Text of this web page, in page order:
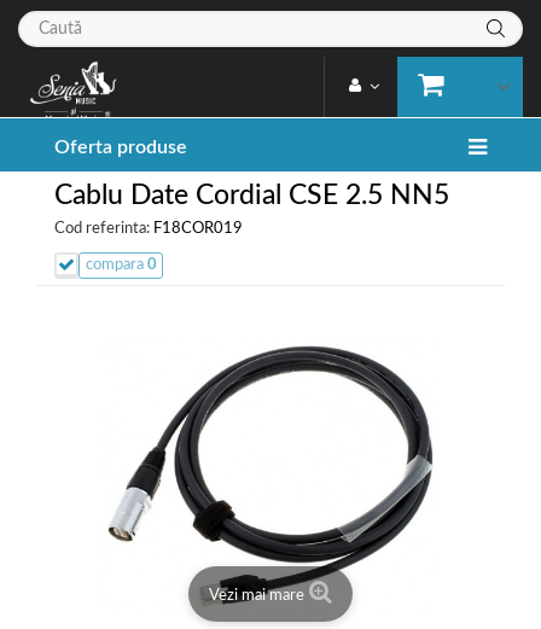
Oferta produse
Cablu Date Cordial CSE 2.5 NN5
Cod referinta: F18COR019
compara 0
Vezi mai mare